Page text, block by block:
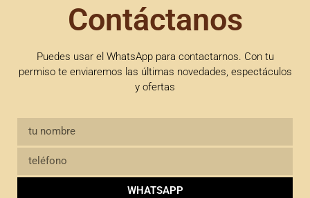
Contáctanos
Puedes usar el WhatsApp para contactarnos. Con tu
permiso te enviaremos las últimas novedades, espectáculos
y ofertas
WHATSAPP